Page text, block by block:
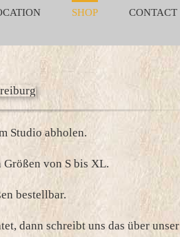
SHOP CONTACT
Studio abholen.
von S bis XL.
bestellbar.
dann schreibt uns das über unser